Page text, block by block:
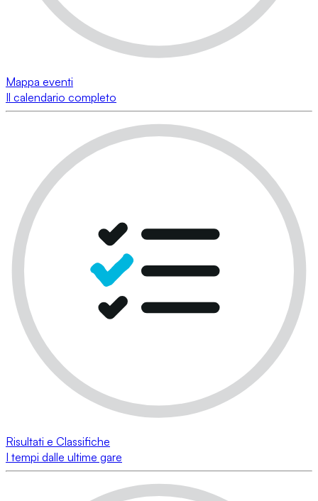
Mappa eventi
Il calendario completo
Risultati e Classifiche
I tempi dalle ultime gare